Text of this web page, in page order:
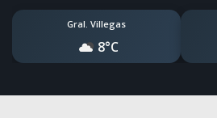
Gral. Villegas
8°C